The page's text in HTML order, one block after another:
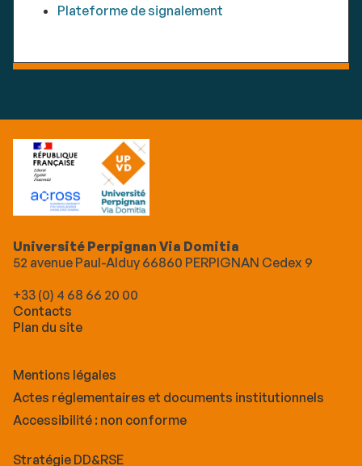
Plateforme de signalement
Université Perpignan Via Domitia
52 avenue Paul-Alduy 66860 PERPIGNAN Cedex 9
+33 (0) 4 68 66 20 00
Contacts
Plan du site
Mentions légales
Actes réglementaires et documents institutionnels
Accessibilité : non conforme
Stratégie DD&RSE